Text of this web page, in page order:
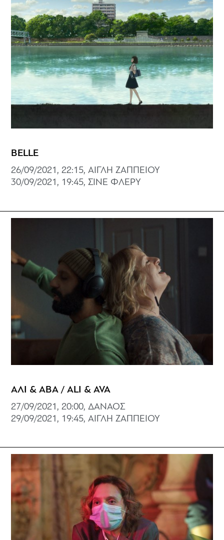
BELLE
26/09/2021, 22:15, ΑΙΓΛΗ ΖΑΠΠΕΙΟΥ
30/09/2021, 19:45, ΣΙΝΕ ΦΛΕΡΥ
ΑΛΙ & ΑΒΑ / ALI & AVA
27/09/2021, 20:00, ΔΑΝΑΟΣ
29/09/2021, 19:45, ΑΙΓΛΗ ΖΑΠΠΕΙΟΥ